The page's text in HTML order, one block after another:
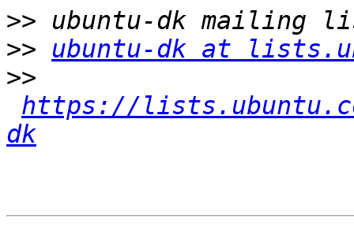
>>
>>
ubuntu-dk at
>>
https://
dk